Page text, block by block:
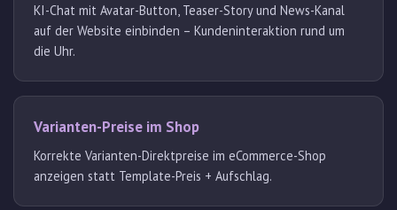
KI-Chat mit Avatar-Button, Teaser-Story und News-Kanal
auf der Website einbinden – Kundeninteraktion rund um
die Uhr.
Varianten-Preise im Shop
Korrekte Varianten-Direktpreise im eCommerce-Shop
anzeigen statt Template-Preis + Aufschlag.